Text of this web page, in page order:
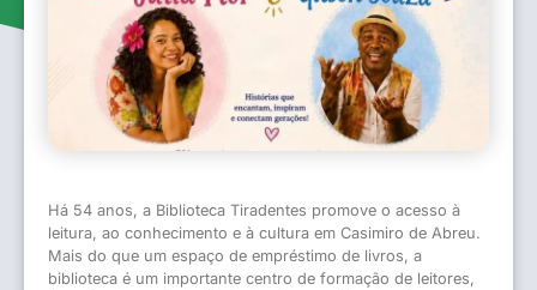
Há 54 anos, a Biblioteca Tiradentes promove o acesso à
leitura, ao conhecimento e à cultura em Casimiro de Abreu.
Mais do que um espaço de empréstimo de livros, a
biblioteca é um importante centro de formação de leitores,